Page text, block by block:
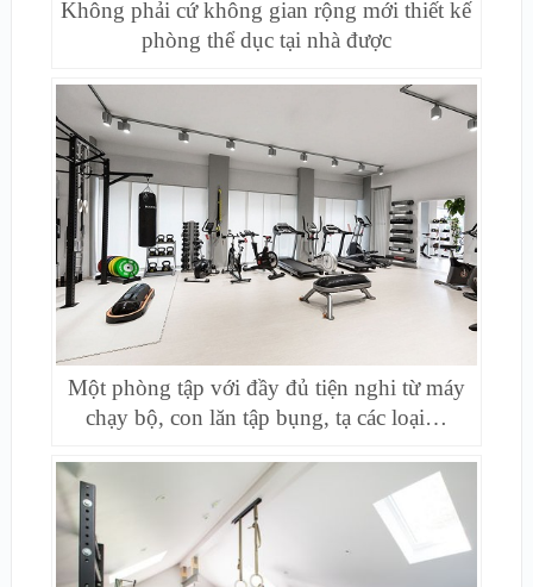
Không phải cứ không gian rộng mới thiết kế
phòng thể dục tại nhà được
Một phòng tập với đầy đủ tiện nghi từ máy
chạy bộ, con lăn tập bụng, tạ các loại…